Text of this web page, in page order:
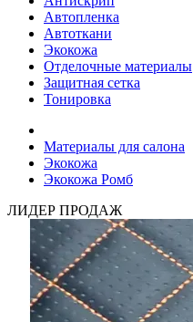
Автопленка
Автоткани
Экокожа
Отделочные материалы
Защитная сетка
Тонировка
Материалы для салона
Экокожа
Экокожа Ромб
ЛИДЕР ПРОДАЖ